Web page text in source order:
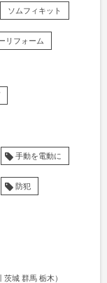
ソムフィキット
リフォーム
手動を電動に
防犯
城 群馬 栃木）